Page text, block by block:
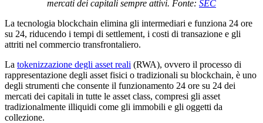
mercati dei capitali sempre attivi. Fonte: SEC
La tecnologia blockchain elimina gli intermediari e funziona 24 ore
su 24, riducendo i tempi di settlement, i costi di transazione e gli
attriti nel commercio transfrontaliero.
La tokenizzazione degli asset reali (RWA), ovvero il processo di
rappresentazione degli asset fisici o tradizionali su blockchain, è uno
degli strumenti che consente il funzionamento 24 ore su 24 dei
mercati dei capitali in tutte le asset class, compresi gli asset
tradizionalmente illiquidi come gli immobili e gli oggetti da
collezione.